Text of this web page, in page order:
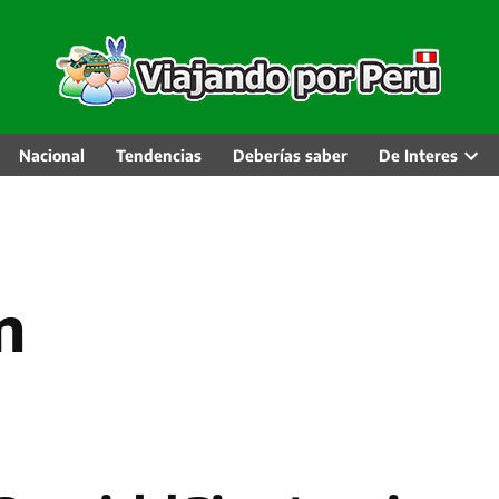
Nacional Tendencias Deberías saber De Interes